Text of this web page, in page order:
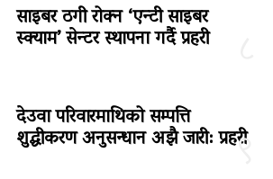
साइबर ठगी रोक्न ‘एन्टी साइबर
स्क्याम’ सेन्टर स्थापना गर्दै प्रहरी
९
देउवा परिवारमाथिको सम्पत्ति
शुद्धीकरण अनुसन्धान अझै जारी: प्रहरी